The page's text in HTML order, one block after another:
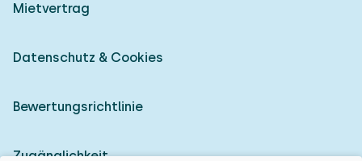
Mietvertrag
Datenschutz & Cookies
Bewertungsrichtlinie
Zugänglichkeit